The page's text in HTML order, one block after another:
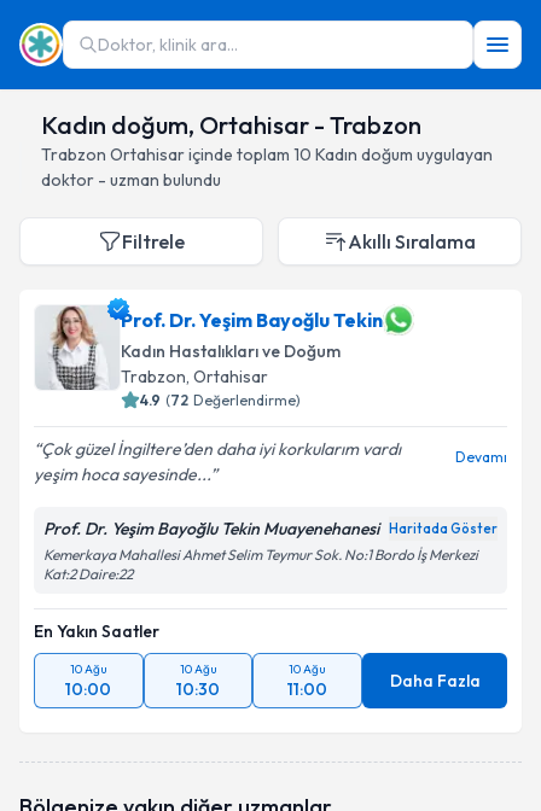
Doktor, klinik ara...
Kadın doğum, Ortahisar - Trabzon
Trabzon Ortahisariçinde toplam 10 Kadın doğum uygulayan
doktor - uzman bulundu
Filtrele Akıllı Sıralama
Prof. Dr. Yeşim Bayoğlu Tekin
Kadın Hastalıkları ve Doğum
Trabzon, Ortahisar
4.9 (72 Değerlendirme)
Çok güzel İngiltere’den daha iyi korkularım vardı
yeşim hoca sayesinde...
Devamı
Prof. Dr. Yeşim Bayoğlu Tekin Muayenehanesi Haritada Göster
Kemerkaya Mahallesi Ahmet Selim Teymur Sok. No:1 Bordo İş Merkezi
Kat:2 Daire:22
En Yakın Saatler
10 Ağu
10:00
10 Ağu
10:30
10 Ağu
11:00 Daha Fazla